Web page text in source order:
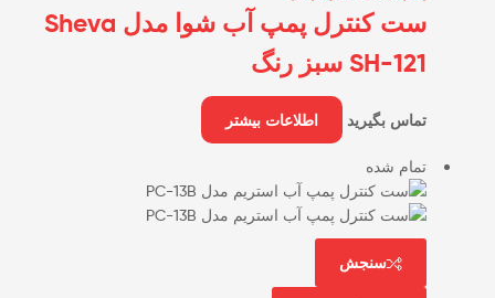
ست کنترل پمپ آب شوا مدل Sheva
SH-121 سبز رنگ
تماس بگیرید اطلاعات بیشتر
تمام شده
سنجش